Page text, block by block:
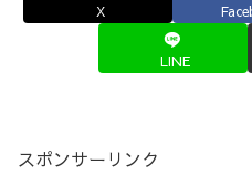
X
LINE
スポンサーリンク